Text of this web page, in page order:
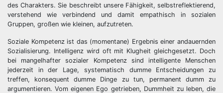
des Charakters. Sie beschreibt unsere Fähigkeit, selbstreflektierend,
verstehend wie verbindend und damit empathisch in sozialen
Gruppen, großen wie kleinen, aufzutreten.
Soziale Kompetenz ist das (momentane) Ergebnis einer andauernden
Sozialisierung. Intelligenz wird oft mit Klugheit gleichgesetzt. Doch
bei mangelhafter sozialer Kompetenz sind intelligente Menschen
jederzeit in der Lage, systematisch dumme Entscheidungen zu
treffen, konsequent dumme Dinge zu tun, permanent dumm zu
argumentieren. Vom eigenen Ego getrieben, Dummheit zu leben, die